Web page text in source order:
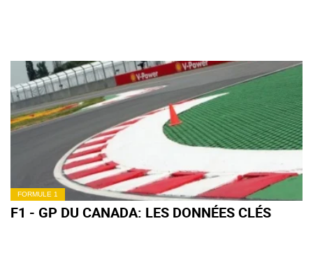
FORMULE 1
F1 - GP DU CANADA: LES DONNÉES CLÉS